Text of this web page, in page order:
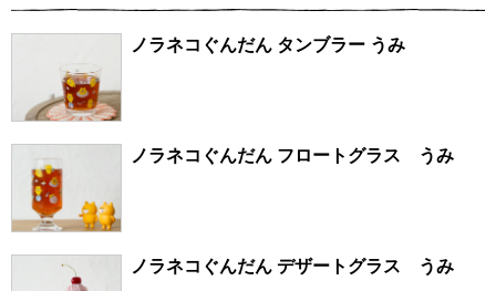
ノラネコぐんだん タンブラー うみ
ノラネコぐんだん フロートグラス うみ
ノラネコぐんだん デザートグラス うみ